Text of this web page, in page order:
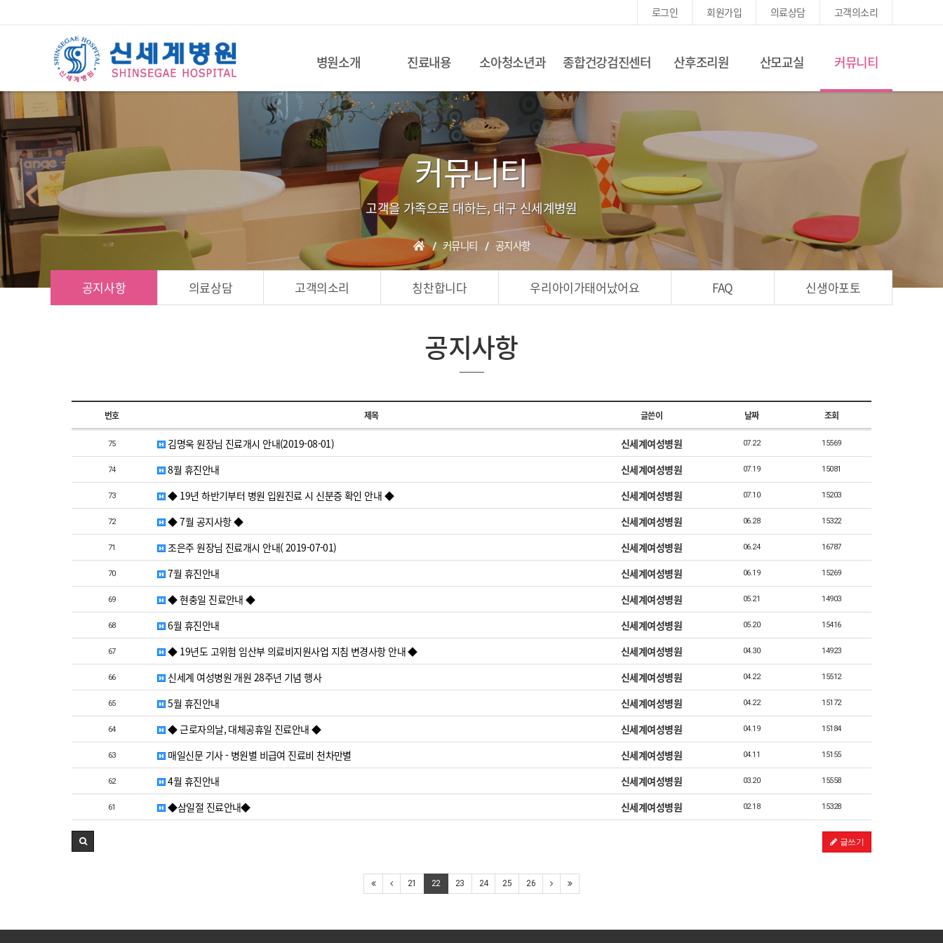
로그인 회원가입 의료상담 고객의소리
병원소개 진료내용 소아청소년과 종합건강검진센터 산후조리원 산모교실 커뮤니티
커뮤니티
고객을 가족으로 대하는, 대구 신세계병원
커뮤니티 공지사항
공지사항 의료상담 고객의소리 칭찬합니다 우리아이가태어났어요 FAQ 신생아포토
공지사항
번호 제목 글쓴이 날짜 조회
75 김명욱 원장님 진료개시 안내(2019-08-01) 신세계여성병원 07.22 15569
74 8월 휴진안내 신세계여성병원 07.19 15081
73 ◆ 19년 하반기부터 병원 입원진료 시 신분증 확인 안내 ◆ 신세계여성병원 07.10 15203
72 ◆ 7월 공지사항 ◆ 신세계여성병원 06.28 15322
71 조은주 원장님 진료개시 안내( 2019-07-01) 신세계여성병원 06.24 16787
70 7월 휴진안내 신세계여성병원 06.19 15269
69 ◆ 현충일 진료안내 ◆ 신세계여성병원 05.21 14903
68 6월 휴진안내 신세계여성병원 05.20 15416
67 ◆ 19년도 고위험 임산부 의료비지원사업 지침 변경사항 안내 ◆ 신세계여성병원 04.30 14923
66 신세계 여성병원 개원 28주년 기념 행사 신세계여성병원 04.22 15512
65 5월 휴진안내 신세계여성병원 04.22 15172
64 ◆ 근로자의날, 대체공휴일 진료안내 ◆ 신세계여성병원 04.19 15184
63 매일신문 기사 - 병원별 비급여 진료비 천차만별 신세계여성병원 04.11 15155
62 4월 휴진안내 신세계여성병원 03.20 15558
61 ◆삼일절 진료안내◆ 신세계여성병원 02.18 15328
글쓰기
21 22 23 24 25 26